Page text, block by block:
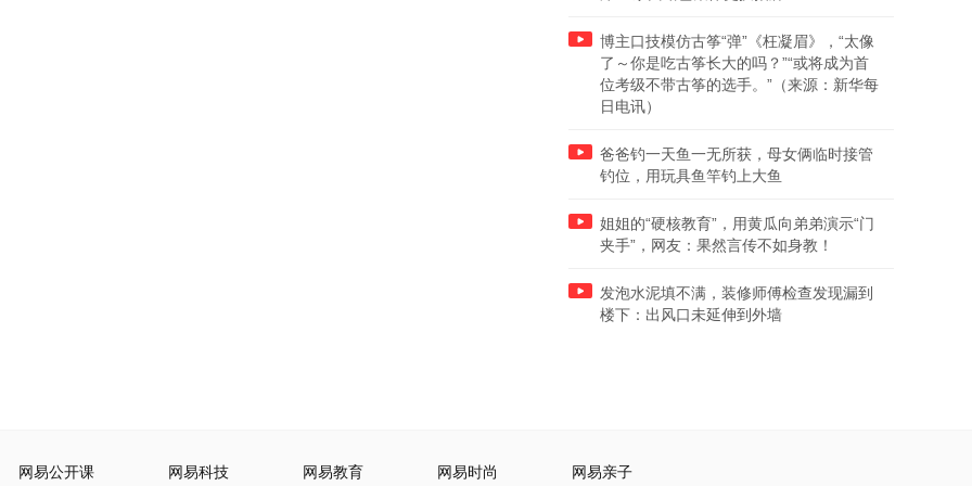
博主口技模仿古筝“弹”《枉凝眉》，“太像
了～你是吃古筝长大的吗？”“或将成为首
位考级不带古筝的选手。”（来源：新华每
日电讯）
爸爸钓一天鱼一无所获，母女俩临时接管
钓位，用玩具鱼竿钓上大鱼
姐姐的“硬核教育”，用黄瓜向弟弟演示“门
夹手”，网友：果然言传不如身教！
发泡水泥填不满，装修师傅检查发现漏到
楼下：出风口未延伸到外墙
网易公开课 网易科技 网易教育 网易时尚 网易亲子